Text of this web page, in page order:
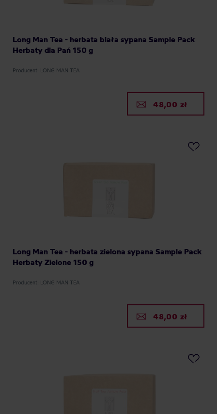
Long Man Tea - herbata biała sypana Sample Pack
Herbaty dla Pań 150 g
Producent: LONG MAN TEA
48,00 zł
Long Man Tea - herbata zielona sypana Sample Pack
Herbaty Zielone 150 g
Producent: LONG MAN TEA
48,00 zł